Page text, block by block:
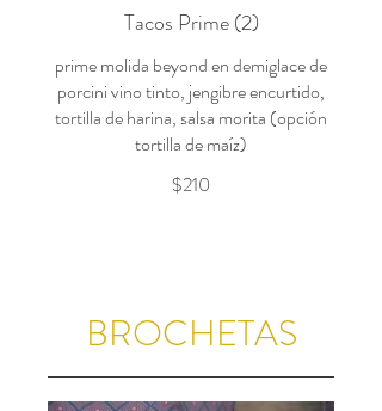
Tacos Prime (2)
prime molida beyond en demiglace de
porcini vino tinto, jengibre encurtido,
tortilla de harina, salsa morita (opción
tortilla de maíz)
$210
BROCHETAS